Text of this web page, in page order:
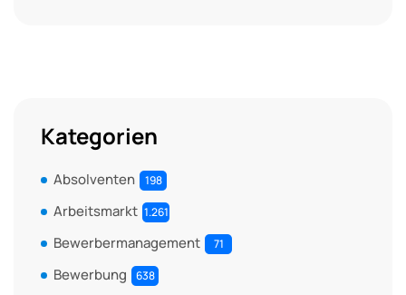
Kategorien
Absolventen 198
Arbeitsmarkt 1.261
Bewerbermanagement 71
Bewerbung 638